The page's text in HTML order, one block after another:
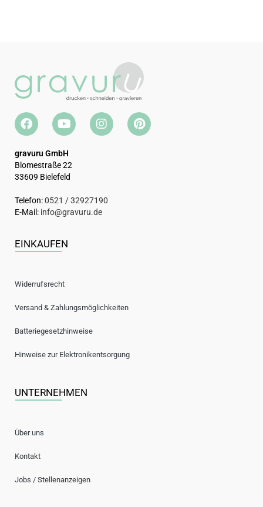
gravuru GmbH
Blomestraße 22
33609 Bielefeld
Telefon:0521 / 32927190
E-Mail: info@gravuru.de
EINKAUFEN
Widerrufsrecht
Versand & Zahlungsmöglichkeiten
Batteriegesetzhinweise
Hinweise zur Elektronikentsorgung
UNTERNEHMEN
Über uns
Kontakt
Jobs / Stellenanzeigen